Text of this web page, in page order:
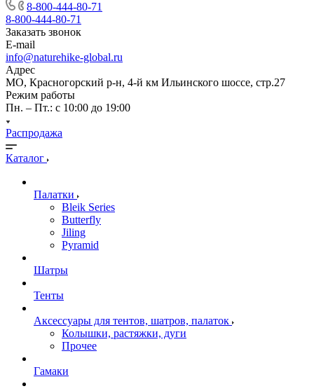
8-800-444-80-71
8-800-444-80-71
Заказать звонок
E-mail
info@naturehike-global.ru
Адрес
МО, Красногорский р-н, 4-й км Ильинского шоссе, стр.27
Режим работы
Пн. – Пт.: с 10:00 до 19:00
Распродажа
Каталог
Палатки
Bleik Series
Butterfly
Jiling
Pyramid
Шатры
Тенты
Аксессуары для тентов, шатров, палаток
Колышки, растяжки, дуги
Прочее
Гамаки